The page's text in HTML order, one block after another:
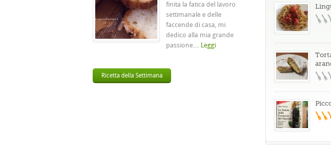
finita la fatica del lavoro
settimanale e delle
faccende di casa, mi
dedico alla mia grande
passione.... Leggi
Ricetta della Settimana